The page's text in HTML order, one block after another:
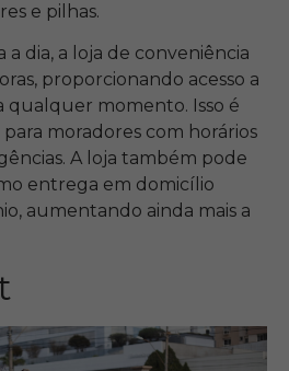
e pilhas.
a dia, a loja de conveniência
proporcionando acesso a
qualquer momento. Isso é
moradores com horários
A loja também pode
entrega em domicílio
aumentando ainda mais a